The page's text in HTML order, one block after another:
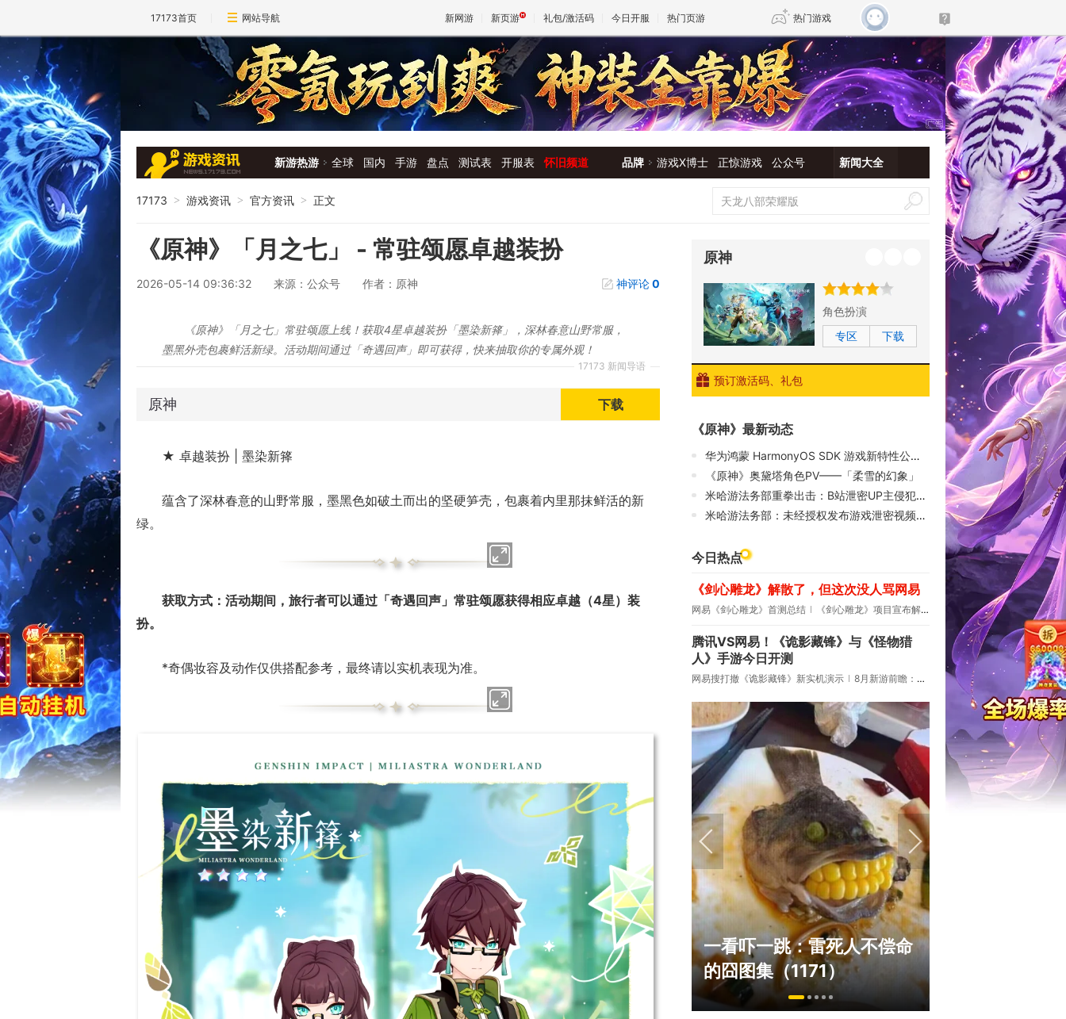
17173首页 网站导航 新网游 新页游 礼包/激活码 今日开服 热门页游 热门游戏
魔兽 DNF 传奇4
新游热游 全球 国内 手游 盘点 测试表 开服表 怀旧频道 品牌 游戏X博士 正惊游戏 公众号 新闻大全
17173 > 游戏资讯 > 官方资讯 > 正文
《原神》「月之七」 - 常驻颂愿卓越装扮
2026-05-14 09:36:32 来源：公众号 作者：原神 神评论0
17173 新闻导语
《原神》「月之七」常驻颂愿上线！获取4星卓越装扮「墨染新箨」，深林春意山野常服，
墨黑外壳包裹鲜活新绿。活动期间通过「奇遇回声」即可获得，快来抽取你的专属外观！
原神
4.5版本「铓锋锦间裁」
下载
★ 卓越装扮 | 墨染新箨
蕴含了深林春意的山野常服，墨黑色如破土而出的坚硬笋壳，包裹着内里那抹鲜活的新
绿。
获取方式：活动期间，旅行者可以通过「奇遇回声」常驻颂愿获得相应卓越（4星）装
扮。
*奇偶妆容及动作仅供搭配参考，最终请以实机表现为准。
原神
角色扮演
专区
下载
预订激活码、礼包
《原神》最新动态
华为鸿蒙 HarmonyOS SDK 游戏新特性公开，含 AI 超分、控显分离、硬件光追等
《原神》奥黛塔角色PV——「柔雪的幻象」
米哈游法务部重拳出击：B站泄密UP主侵犯著作权罪成立
米哈游法务部：未经授权发布游戏泄密视频，两名泄密人员被判刑
今日热点
《剑心雕龙》解散了，但这次没人骂网易
网易《剑心雕龙》首测总结 《剑心雕龙》项目宣布解散
腾讯VS网易！《诡影藏锋》与《怪物猎
人》手游今日开测
网易搜打撤《诡影藏锋》新实机演示 8月新游前瞻：《诡秘之主》领衔
17周年庆典 争霸赛大区火
爆开启
一看吓一跳：雷死人不偿命
的囧图集（1171）
绅士日报：国游泳装皮涩度
拉爆了！大雷熟女上演蒙眼
play